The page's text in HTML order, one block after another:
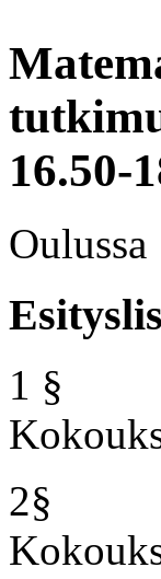
16.50-
Oulussa
1 §
2§